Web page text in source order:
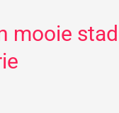
mooie stad